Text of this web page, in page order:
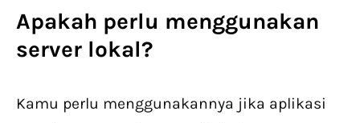
Apakah perlu menggunakan
server lokal?
Kamu perlu menggunakannya jika aplikasi